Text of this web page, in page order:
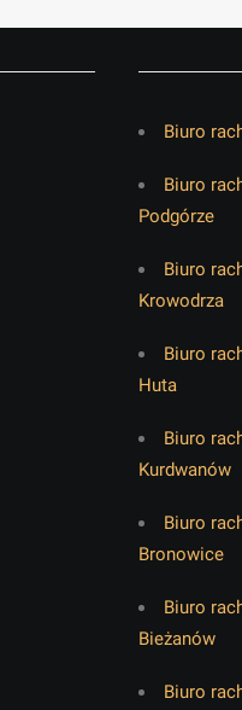
Biuro
Biuro
Podgórze
Biuro
Krowodrza
Biuro
Huta
Biuro
Kurdwanów
Biuro
Bronowice
Biuro
Bieżanów
Biuro